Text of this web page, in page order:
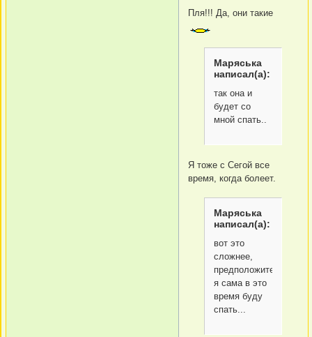
Пля!!! Да, они такие
Маряська
написал(а):
так она и
будет со
мной спать..
Я тоже с Сегой все
время, когда болеет.
Маряська
написал(а):
вот это
сложнее,
предположительно
я сама в это
время буду
спать...